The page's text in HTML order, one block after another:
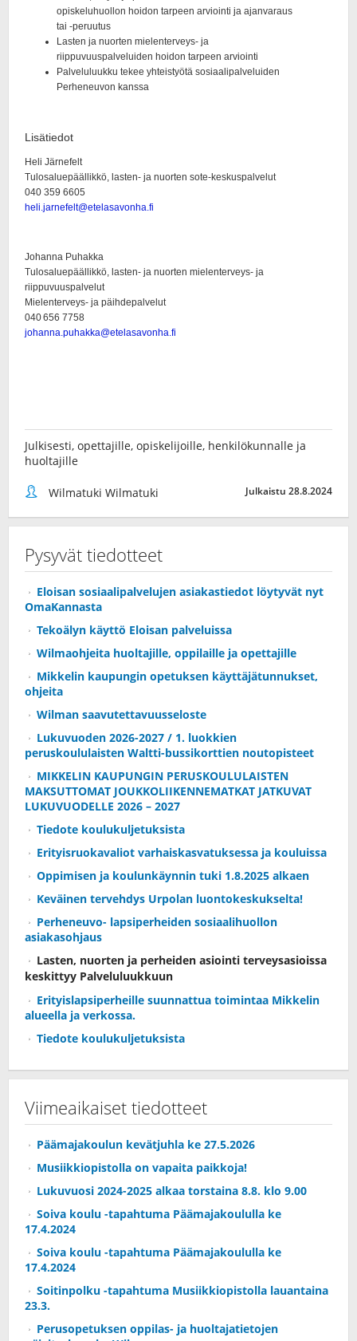
Julkisesti, opettajille, opiskelijoille, henkilökunnalle ja
huoltajille
Wilmatuki Wilmatuki Julkaistu 28.8.2024
Pysyvät tiedotteet
Eloisan sosiaalipalvelujen asiakastiedot löytyvät nyt
OmaKannasta
Tekoälyn käyttö Eloisan palveluissa
Wilmaohjeita huoltajille, oppilaille ja opettajille
Mikkelin kaupungin opetuksen käyttäjätunnukset,
ohjeita
Wilman saavutettavuusseloste
Lukuvuoden 2026-2027 / 1. luokkien
peruskoululaisten Waltti-bussikorttien noutopisteet
MIKKELIN KAUPUNGIN PERUSKOULULAISTEN
MAKSUTTOMAT JOUKKOLIIKENNEMATKAT JATKUVAT
LUKUVUODELLE 2026 – 2027
Tiedote koulukuljetuksista
Erityisruokavaliot varhaiskasvatuksessa ja kouluissa
Oppimisen ja koulunkäynnin tuki 1.8.2025 alkaen
Keväinen tervehdys Urpolan luontokeskukselta!
Perheneuvo- lapsiperheiden sosiaalihuollon
asiakasohjaus
Lasten, nuorten ja perheiden asiointi terveysasioissa
keskittyy Palveluluukkuun
Erityislapsiperheille suunnattua toimintaa Mikkelin
alueella ja verkossa.
Tiedote koulukuljetuksista
Viimeaikaiset tiedotteet
Päämajakoulun kevätjuhla ke 27.5.2026
Musiikkiopistolla on vapaita paikkoja!
Lukuvuosi 2024-2025 alkaa torstaina 8.8. klo 9.00
Soiva koulu -tapahtuma Päämajakoululla ke
17.4.2024
Soiva koulu -tapahtuma Päämajakoululla ke
17.4.2024
Soitinpolku -tapahtuma Musiikkiopistolla lauantaina
23.3.
Perusopetuksen oppilas- ja huoltajatietojen